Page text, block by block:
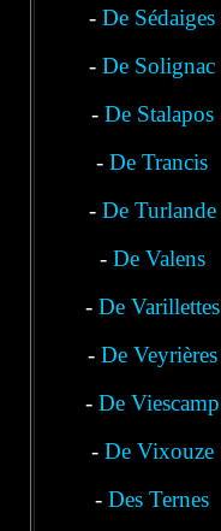
Nozières
-De Sédaiges
-De Solignac
- De Stalapos
-De Trancis
- De Turlande
- De Valens
- De Varillettes
- De Veyrières
- De Viescamp
- De Vixouze
-Des Ternes